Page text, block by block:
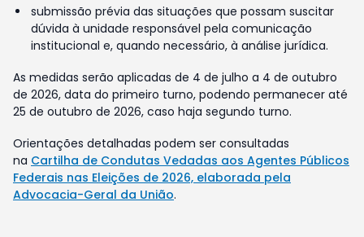
submissão prévia das situações que possam suscitar
dúvida à unidade responsável pela comunicação
institucional e, quando necessário, à análise jurídica.
As medidas serão aplicadas de 4 de julho a 4 de outubro
de 2026, data do primeiro turno, podendo permanecer até
25 de outubro de 2026, caso haja segundo turno.
Orientações detalhadas podem ser consultadas
na Cartilha de Condutas Vedadas aos Agentes Públicos
Federais nas Eleições de 2026, elaborada pela
Advocacia-Geral da União.